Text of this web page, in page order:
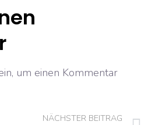
um einen Kommentar
NÄCHSTER BEITRAG